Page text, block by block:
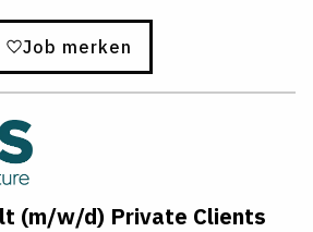
Job merken
(m/w/d) Private Clients